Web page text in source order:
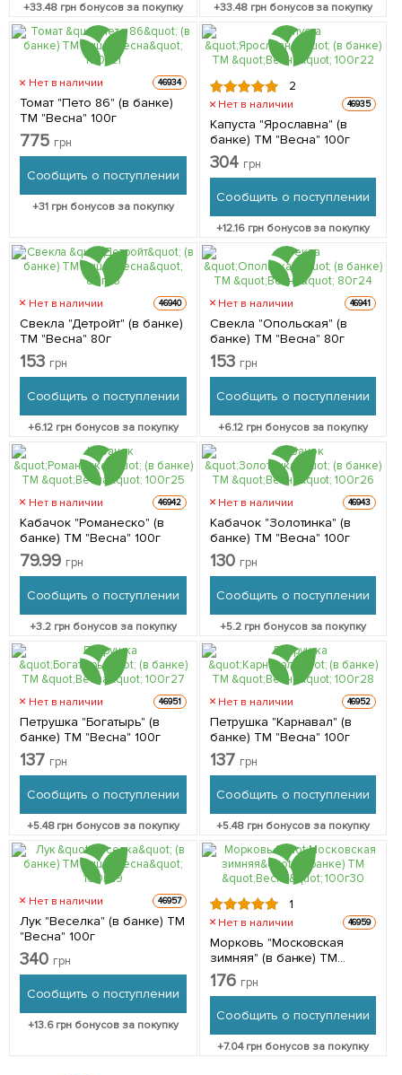
+33.48грн бонусов за покупку +33.48грн бонусов за покупку
Нет в наличии 46934
Томат "Пето 86" (в банке)
ТМ "Весна" 100г
775 грн
Сообщить о поступлении
+31 грн бонусов за покупку
2
Нет в наличии 46935
Капуста "Ярославна" (в
банке) ТМ "Весна" 100г
304 грн
Сообщить о поступлении
+12.16грн бонусов за покупку
Нет в наличии 46940
Свекла "Детройт" (в банке)
ТМ "Весна" 80г
153 грн
Сообщить о поступлении
+6.12 грн бонусов за покупку
Нет в наличии 46941
Свекла "Опольская" (в
банке) ТМ "Весна" 80г
153 грн
Сообщить о поступлении
+6.12грн бонусов за покупку
Нет в наличии 46942
Кабачок "Романеско" (в
банке) ТМ "Весна" 100г
79.99 грн
Сообщить о поступлении
+3.2 грн бонусов за покупку
Нет в наличии 46943
Кабачок "Золотинка" (в
банке) ТМ "Весна" 100г
130 грн
Сообщить о поступлении
+5.2грн бонусов за покупку
Нет в наличии 46951
Петрушка "Богатырь" (в
банке) ТМ "Весна" 100г
137 грн
Сообщить о поступлении
+5.48грн бонусов за покупку
Нет в наличии 46952
Петрушка "Карнавал" (в
банке) ТМ "Весна" 100г
137 грн
Сообщить о поступлении
+5.48 грн бонусов за покупку
Нет в наличии 46957
Лук "Веселка" (в банке) ТМ
"Весна" 100г
340 грн
Сообщить о поступлении
+13.6грн бонусов за покупку
1
Нет в наличии 46959
Морковь "Московская
зимняя" (в банке) ТМ
"Весна" 100г
176 грн
Сообщить о поступлении
+7.04грн бонусов за покупку